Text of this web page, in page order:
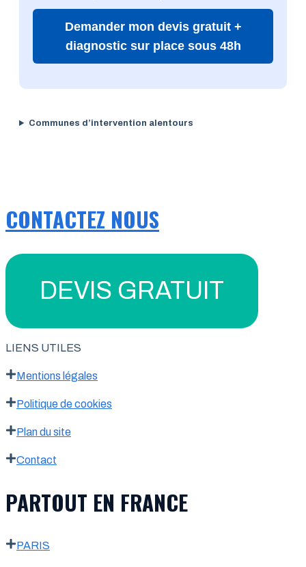
Demander mon devis gratuit +
diagnostic sur place sous 48h
Communes d’intervention alentours
CONTACTEZ NOUS
DEVIS GRATUIT
LIENS UTILES
Mentions légales
Politique de cookies
Plan du site
Contact
PARTOUT EN FRANCE
PARIS